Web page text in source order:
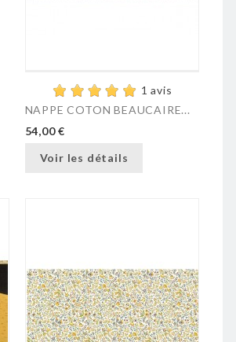
1 avis
NAPPE COTON BEAUCAIRE...
54,00 €
Voir les détails